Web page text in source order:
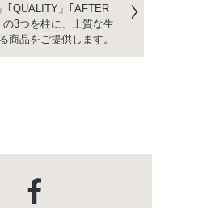
｢QUALITY」｢AFTER
3つを柱に、上質な生
商品をご提供します。